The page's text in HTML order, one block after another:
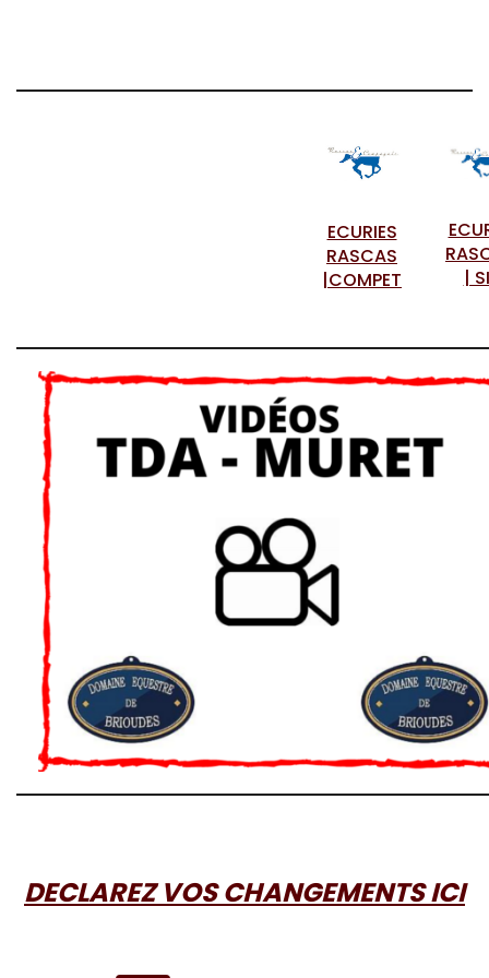
ECURIES
RASCAS
|COMPET
|
DECLAREZ VOS CHANGEMENTS ICI